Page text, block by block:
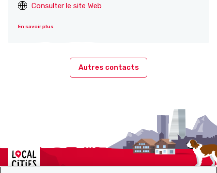
Consulter le site Web
En savoir plus
Autres contacts
Localcities